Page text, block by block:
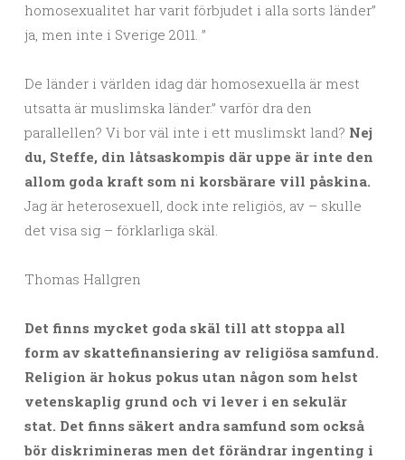
homosexualitet har varit förbjudet i alla sorts länder”
ja, men inte i Sverige 2011. ”
De länder i världen idag där homosexuella är mest
utsatta är muslimska länder.” varför dra den
parallellen? Vi bor väl inte i ett muslimskt land? Nej
du, Steffe, din låtsaskompis där uppe är inte den
allom goda kraft som ni korsbärare vill påskina.
Jag är heterosexuell, dock inte religiös, av – skulle
det visa sig – förklarliga skäl.
Thomas Hallgren
Det finns mycket goda skäl till att stoppa all
form av skattefinansiering av religiösa samfund.
Religion är hokus pokus utan någon som helst
vetenskaplig grund och vi lever i en sekulär
stat. Det finns säkert andra samfund som också
bör diskrimineras men det förändrar ingenting i